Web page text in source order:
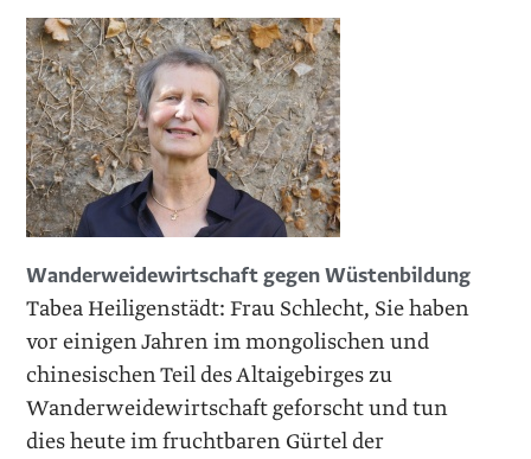
Wanderweidewirtschaft gegen Wüstenbildung
Tabea Heiligenstädt: Frau Schlecht, Sie haben
vor einigen Jahren im mongolischen und
chinesischen Teil des Altaigebirges zu
Wanderweidewirtschaft geforscht und tun
dies heute im fruchtbaren Gürtel der